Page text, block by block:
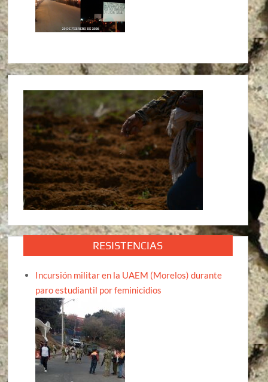
RESISTENCIAS
Incursión militar en la UAEM (Morelos) durante
paro estudiantil por feminicidios